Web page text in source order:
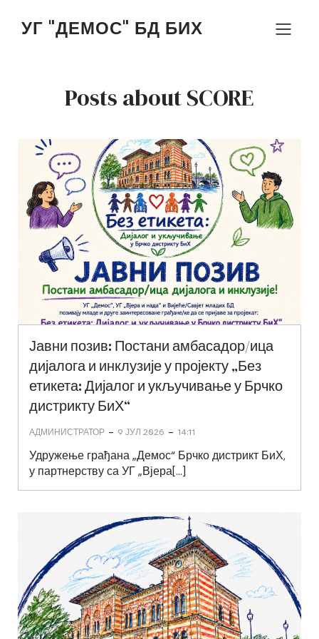
УГ "ДЕМОС" БД БИХ
Posts about SCORE
Јавни позив: Постани амбасадор/ица
дијалога и инклузије у пројекту „Без
етикета: Дијалог и укључивање у Брчко
дистрикту БиХ“
АДМИНИСТРАТОР - 9 ЈУЛ 2026 - 14:11
Удружење грађана „Демос“ Брчко дистрикт БиХ,
у партнерству са УГ „Вјера[…]